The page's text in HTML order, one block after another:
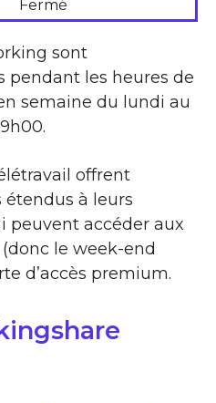
Fermé
sont
pendant les heures de
semaine du lundi au
offrent
étendus à leurs
peuvent accéder aux
le week-end
d’accès premium.